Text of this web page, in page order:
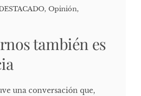
, Opinión,
también es
una conversación que,